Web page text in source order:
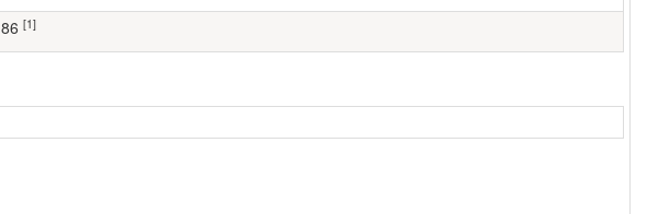
186 [1]